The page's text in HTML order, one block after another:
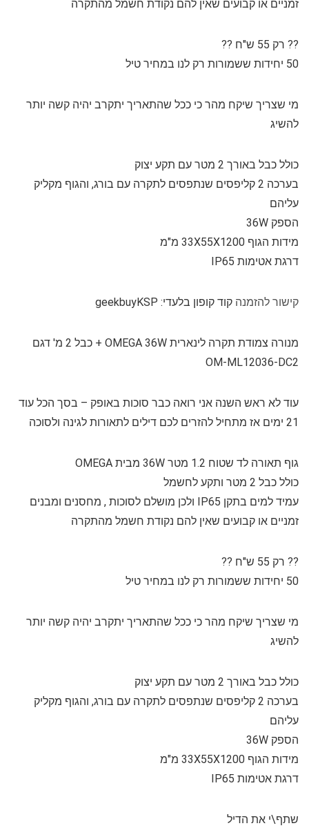
זמניים או קבועים שאין להם נקודת חשמל מהתקרה
?? רק 55 ש"ח ??
50 יחידות ששמורות רק לנו במחיר טיל
מי שצריך שיקח מהר כי ככל שהתאריך יתקרב יהיה קשה יותר
להשיג
כולל כבל באורך 2 מטר עם תקע יצוק
בערכה 2 קליפסים שנתפסים לתקרה עם בורג, והגוף מקליק
עליהם
הספק 36W
מידות הגוף 33X55X1200 מ"מ
דרגת אטימות IP65
קישור להזמנה קוד קופון בלעדי: geekbuyKSP
מנורה צמודת תקרה לינארית OMEGA 36W + כבל 2 מ' דגם
OM-ML12036-DC2
עוד לא ראש השנה אני רואה כבר סוכות באופק – בסך הכל עוד
21 ימים אז מתחיל להזרים לכם דילים לתאורות לגינה ולסוכה
גוף תאורה לד שטוח 1.2 מטר 36W מבית OMEGA
כולל כבל 2 מטר ותקע לחשמל
עמיד למים בתקן IP65 ולכן מושלם לסוכות , מחסנים ומבנים
זמניים או קבועים שאין להם נקודת חשמל מהתקרה
?? רק 55 ש"ח ??
50 יחידות ששמורות רק לנו במחיר טיל
מי שצריך שיקח מהר כי ככל שהתאריך יתקרב יהיה קשה יותר
להשיג
כולל כבל באורך 2 מטר עם תקע יצוק
בערכה 2 קליפסים שנתפסים לתקרה עם בורג, והגוף מקליק
עליהם
הספק 36W
מידות הגוף 33X55X1200 מ"מ
דרגת אטימות IP65
שתף\י את הדיל